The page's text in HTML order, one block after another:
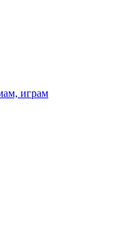
играм